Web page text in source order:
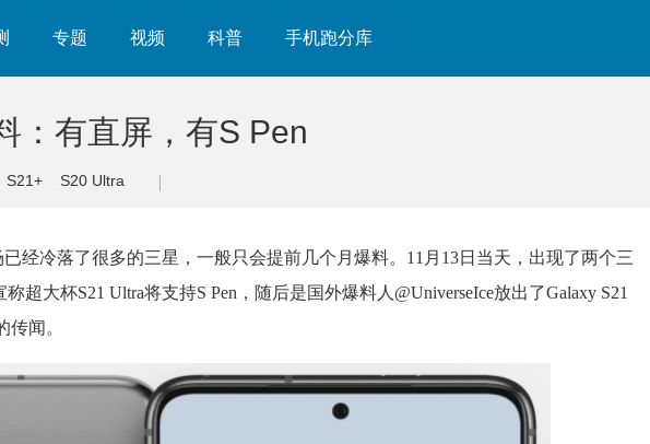
专题 视频 科普 手机跑分库
：有直屏，有S Pen
S21+ S20 Ultra
经冷落了很多的三星，一般只会提前几个月爆料。11月13日当天，出现了两个三
超大杯S21 Ultra将支持S Pen，随后是国外爆料人@UniverseIce放出了Galaxy S21
传闻。